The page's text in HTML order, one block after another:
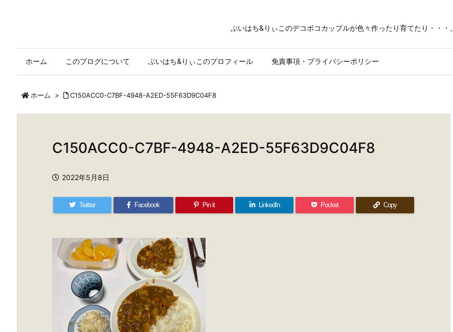
ぶいはち&りぃこのデコボコカップルが色々作ったり育てたり・・・。
ホーム このブログについて ぶいはち&りぃこのプロフィール 免責事項・プライバシーポリシー
ホーム > C150ACC0-C7BF-4948-A2ED-55F63D9C04F8
C150ACC0-C7BF-4948-A2ED-55F63D9C04F8
2022年5月8日
Twitter Facebook Pin it LinkedIn Pocket Copy